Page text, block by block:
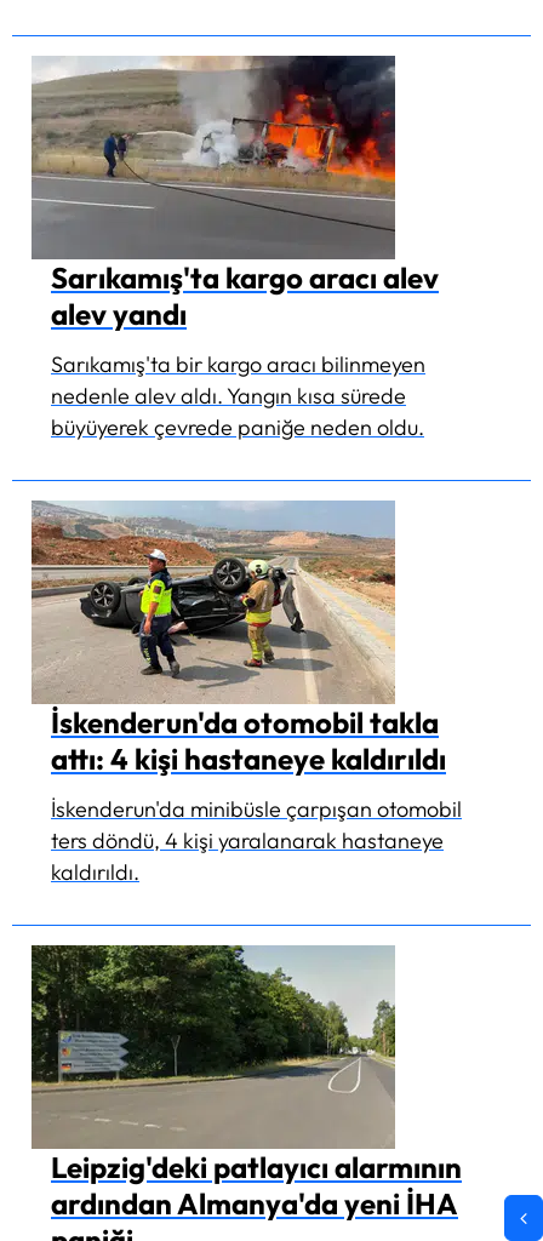
Sarıkamış'ta kargo aracı alev
alev yandı
Sarıkamış'ta bir kargo aracı bilinmeyen
nedenle alev aldı. Yangın kısa sürede
büyüyerek çevrede paniğe neden oldu.
İskenderun'da otomobil takla
attı: 4 kişi hastaneye kaldırıldı
İskenderun'da minibüsle çarpışan otomobil
ters döndü, 4 kişi yaralanarak hastaneye
kaldırıldı.
Leipzig'deki patlayıcı alarmının
ardından Almanya'da yeni İHA